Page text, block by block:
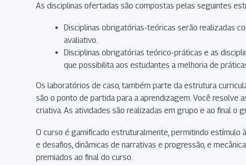
As disciplinas ofertadas são compostas pelas seguintes
Disciplinas obrigatórias-teóricas serão realizadas
avaliativo.
Disciplinas obrigatórias teórico-práticas e as
que possibilita aos estudantes a melhoria de
Os laboratórios de caso, também parte da estrutura
são o ponto de partida para a aprendizagem. Você resolve
criativa. As atividades são realizadas em grupo e ao final o
O curso é gamificado estruturalmente, permitindo estímulo
e desafios, dinâmicas de narrativas e progressão, e
premiados ao final do curso.